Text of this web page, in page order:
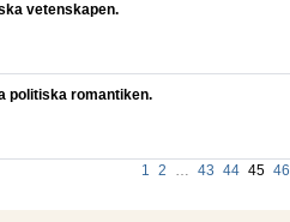
vetenskapen.
politiska romantiken.
1 2 … 43 44 45 46